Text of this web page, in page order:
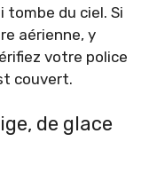
tombe du ciel. Si
aérienne, y
votre police
couvert.
de glace